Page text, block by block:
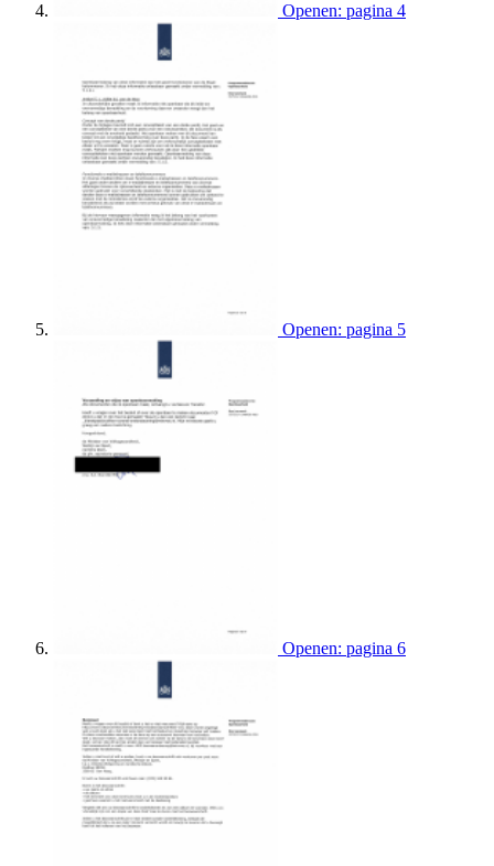
Openen: pagina 4
Openen: pagina 5
Openen: pagina 6